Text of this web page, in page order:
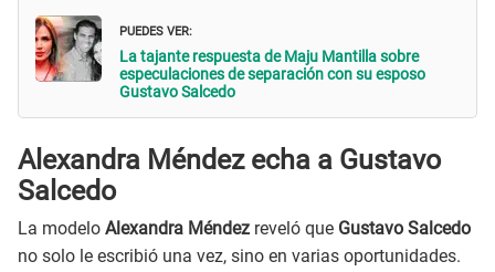
PUEDES VER:
La tajante respuesta de Maju Mantilla sobre
especulaciones de separación con su esposo
Gustavo Salcedo
Alexandra Méndez echa a Gustavo
Salcedo
La modelo Alexandra Méndez reveló que Gustavo Salcedo
no solo le escribió una vez, sino en varias oportunidades.